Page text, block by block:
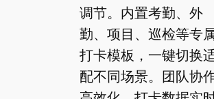
调节。内置考勤、外
勤、项目、巡检等专
打卡模板，一键切换
配不同场景。团队协